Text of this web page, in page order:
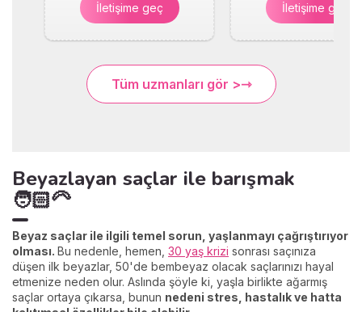
İletişime geç İletişime geç
Tüm uzmanları gör >
Beyazlayan saçlar ile barışmak
🧑🏻‍🦳
Beyaz saçlar ile ilgili temel sorun, yaşlanmayı çağrıştırıyor
olması. Bu nedenle, hemen, 30 yaş krizi sonrası saçınıza
düşen ilk beyazlar, 50'de bembeyaz olacak saçlarınızı hayal
etmenize neden olur. Aslında şöyle ki, yaşla birlikte ağarmış
saçlar ortaya çıkarsa, bunun nedeni stres, hastalık ve hatta